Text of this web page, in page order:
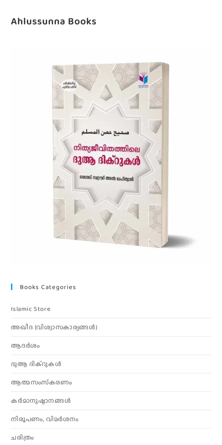
Ahlussunna Books
Books Categories
Islamic Store
അഖീദ (വിശ്വാസകാര്യങ്ങള്‍)
ആദര്‍ശം
ദുആ ദിക്റുകൾ
ആത്മസംസ്‌കരണം
കര്‍മാനുഷ്ഠാനങ്ങള്‍
നിരൂപണം, വിമര്‍ശനം
ചരിത്രം